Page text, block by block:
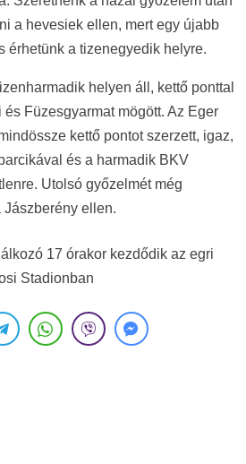
a hevesiek ellen, mert egy újabb
érhetünk a tizenegyedik helyre.
helyen áll, kettő ponttal
Füzesgyarmat mögött. Az Eger
kettő pontot szerzett, igaz,
és a harmadik BKV
Utolsó győzelmét még
Jászberény ellen.
17 órakor kezdődik az egri
Stadionban